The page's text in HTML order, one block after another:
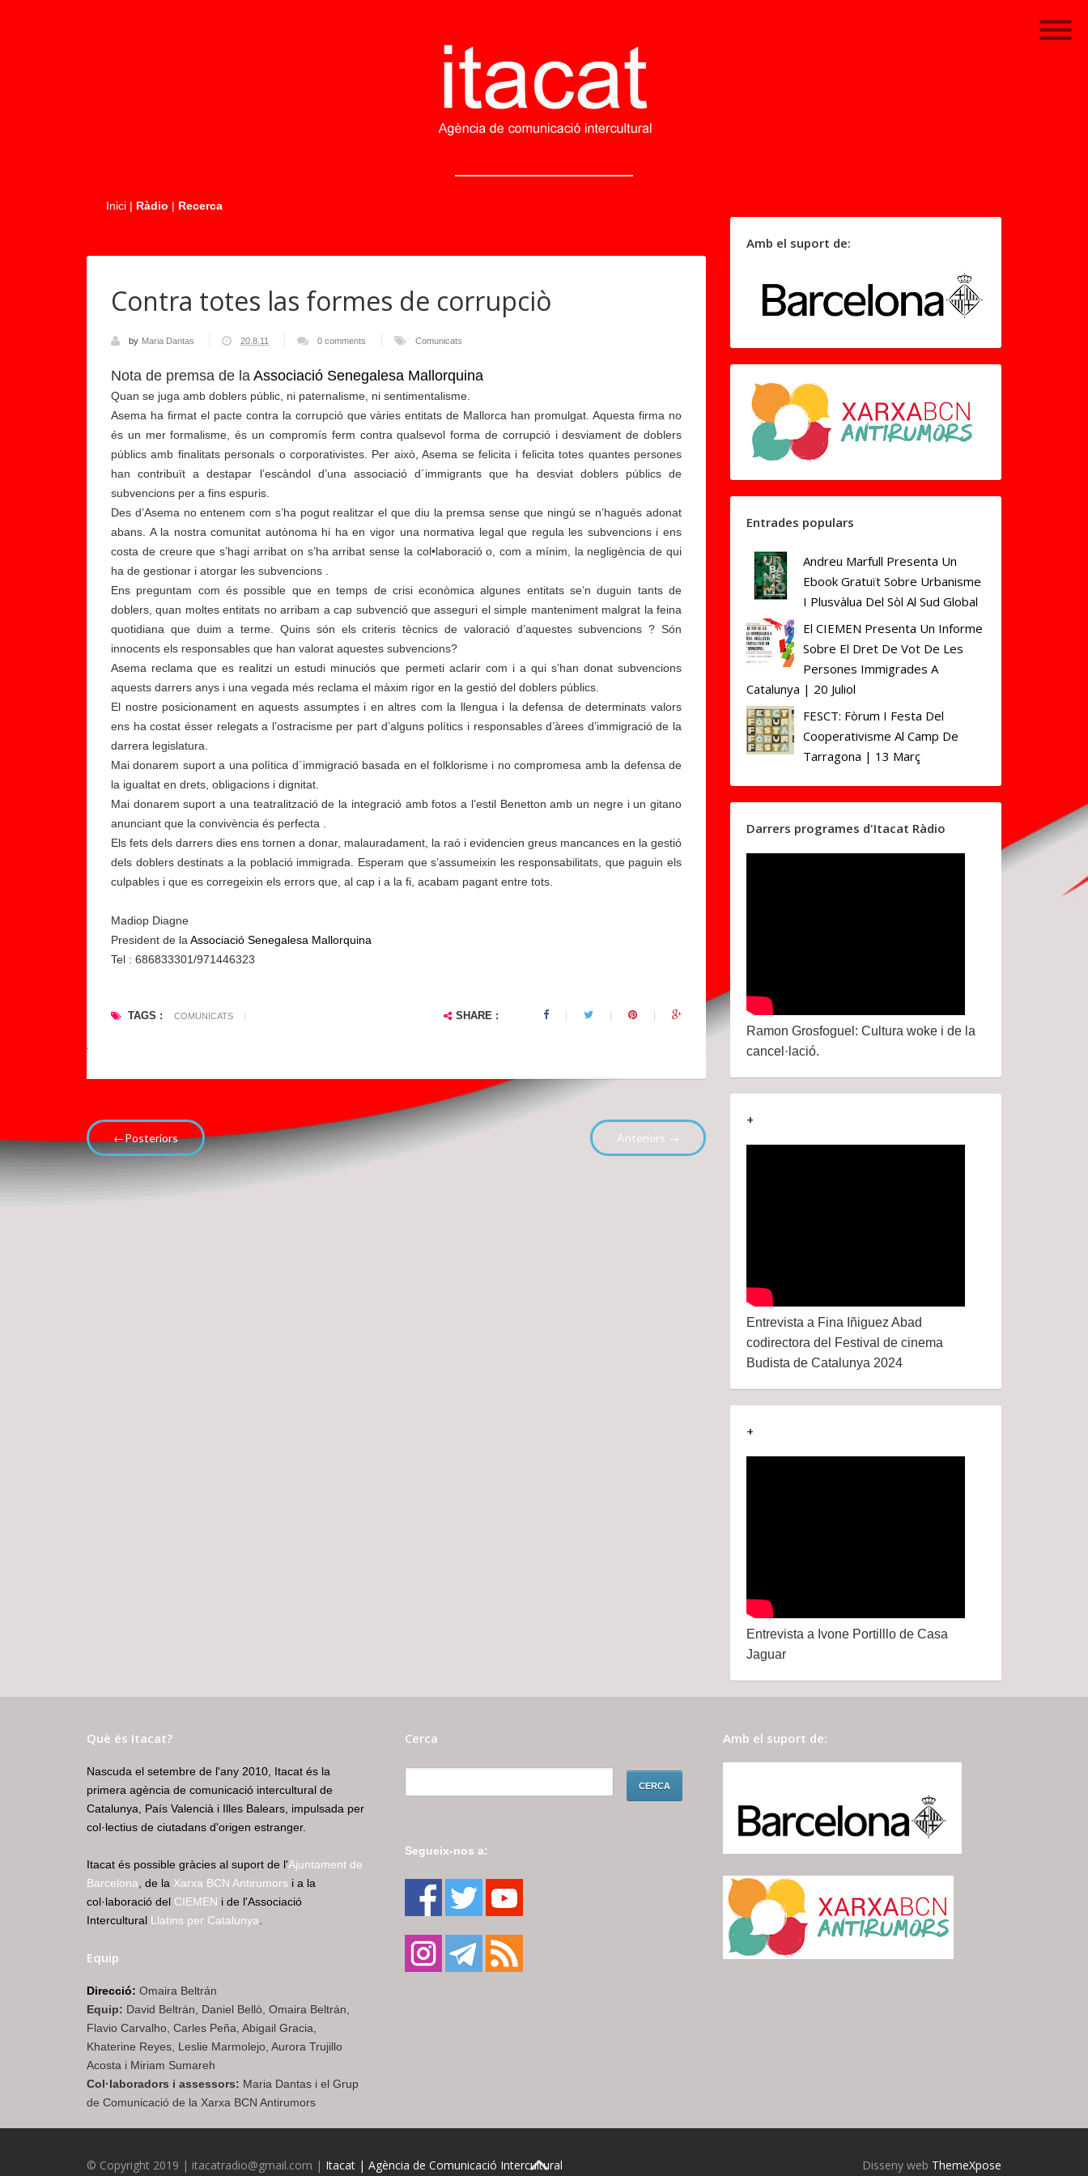
Inici | Ràdio | Recerca
Contra totes las formes de corrupciò
by Maria Dantas 20.8.11 0 comments Comunicats
Nota de premsa de la Associació Senegalesa Mallorquina
Quan se juga amb doblers públic, ni paternalisme, ni sentimentalisme.
Asema ha firmat el pacte contra la corrupció que vàries entitats de Mallorca han promulgat. Aquesta firma no
és un mer formalisme, és un compromís ferm contra qualsevol forma de corrupció i desviament de doblers
públics amb finalitats personals o corporativistes. Per això, Asema se felicita i felicita totes quantes persones
han contribuït a destapar l’escàndol d’una associació d´immigrants que ha desviat doblers públics de
subvencions per a fins espuris.
Des d’Asema no entenem com s’ha pogut realitzar el que diu la premsa sense que ningú se n’hagués adonat
abans. A la nostra comunitat autònoma hi ha en vigor una normativa legal que regula les subvencions i ens
costa de creure que s’hagi arribat on s’ha arribat sense la col•laboració o, com a mínim, la negligència de qui
ha de gestionar i atorgar les subvencions .
Ens preguntam com és possible que en temps de crisi econòmica algunes entitats se’n duguin tants de
doblers, quan moltes entitats no arribam a cap subvenció que asseguri el simple manteniment malgrat la feina
quotidiana que duim a terme. Quins són els criteris tècnics de valoració d’aquestes subvencions ? Són
innocents els responsables que han valorat aquestes subvencions?
Asema reclama que es realitzi un estudi minuciós que permeti aclarir com i a qui s’han donat subvencions
aquests darrers anys i una vegada més reclama el màxim rigor en la gestió del doblers públics.
El nostre posicionament en aquests assumptes i en altres com la llengua i la defensa de determinats valors
ens ha costat ésser relegats a l’ostracisme per part d’alguns polítics i responsables d’àrees d’immigració de la
darrera legislatura.
Mai donarem suport a una política d´immigració basada en el folklorisme i no compromesa amb la defensa de
la igualtat en drets, obligacions i dignitat.
Mai donarem suport a una teatralització de la integració amb fotos a l’estil Benetton amb un negre i un gitano
anunciant que la convivència és perfecta .
Els fets dels darrers dies ens tornen a donar, malauradament, la raó i evidencien greus mancances en la gestió
dels doblers destinats a la població immigrada. Esperam que s’assumeixin les responsabilitats, que paguin els
culpables i que es corregeixin els errors que, al cap i a la fi, acabam pagant entre tots.
Madiop Diagne
President de la Associació Senegalesa Mallorquina
Tel : 686833301/971446323
TAGS : COMUNICATS | SHARE :
Af
...
L'
a
n
o
m
e
n
a
a
a
y
a
d'
.
←Posteriors Anteriors →
Amb el suport de:
Entrades populars
Andreu Marfull Presenta Un
Ebook Gratuït Sobre Urbanisme
I Plusvàlua Del Sòl Al Sud Global
El CIEMEN Presenta Un Informe
Sobre El Dret De Vot De Les
Persones Immigrades A
Catalunya | 20 Juliol
FESCT: Fòrum I Festa Del
Cooperativisme Al Camp De
Tarragona | 13 Març
Darrers programes d'Itacat Ràdio
Ramon Grosfoguel: Cultura woke i de la
cancel·lació.
+
Entrevista a Fina Iñiguez Abad
codirectora del Festival de cinema
Budista de Catalunya 2024
+
Entrevista a Ivone Portilllo de Casa
Jaguar
Què és Itacat?
Nascuda el setembre de l'any 2010, Itacat és la
primera agència de comunicació intercultural de
Catalunya, País Valencià i Illes Balears, impulsada per
col·lectius de ciutadans d'origen estranger.
Itacat és possible gràcies al suport de l'Ajuntament de
Barcelona , de la Xarxa BCN Antirumors i a la
col·laboració del CIEMEN i de l'Associació
Intercultural Llatins per Catalunya
Equip
Direcció: Omaira Beltrán
Equip: David Beltrán, Daniel Bellò, Omaira Beltrán,
Flavio Carvalho, Carles Peña, Abigail Gracia,
Khaterine Reyes, Leslie Marmolejo, Aurora Trujillo
Acosta i Miriam Sumareh
Col·laboradors i assessors: Maria Dantas i el Grup
de Comunicació de la Xarxa BCN Antirumors
Cerca
Segueix-nos a:
Amb el suport de:
© Copyright 2019 | itacatradio@gmail.com | Itacat | Agència de Comunicació Intercultural Disseny web ThemeXpose
BACK TO TOP